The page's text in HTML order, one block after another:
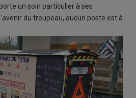
un soin particulier à ses
du troupeau, aucun poste est à